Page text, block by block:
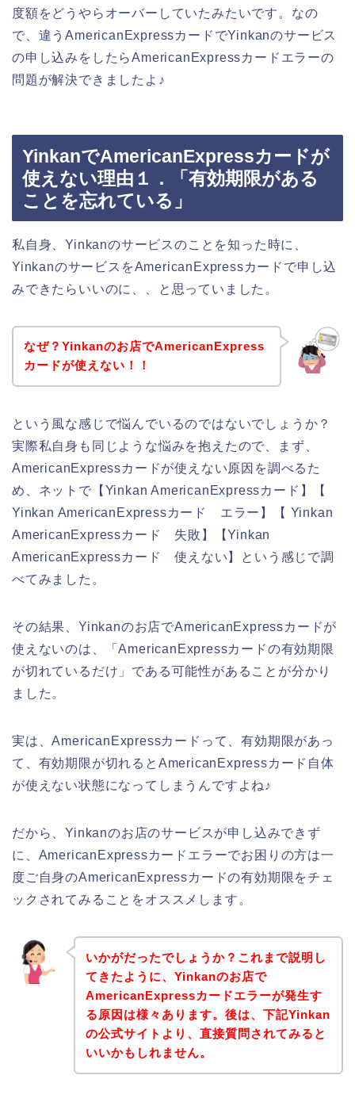
度額をどうやらオーバーしていたみたいです。なの
で、違うAmericanExpressカードでYinkanのサービス
の申し込みをしたらAmericanExpressカードエラーの
問題が解決できましたよ♪
YinkanでAmericanExpressカードが
使えない理由１．「有効期限がある
ことを忘れている」
私自身、Yinkanのサービスのことを知った時に、
YinkanのサービスをAmericanExpressカードで申し込
みできたらいいのに、、と思っていました。
なぜ？Yinkanのお店でAmericanExpress
カードが使えない！！
という風な感じで悩んでいるのではないでしょうか？
実際私自身も同じような悩みを抱えたので、まず、
AmericanExpressカードが使えない原因を調べるた
め、ネットで【Yinkan AmericanExpressカード】【
Yinkan AmericanExpressカード エラー】【 Yinkan
AmericanExpressカード 失敗】【Yinkan
AmericanExpressカード 使えない】という感じで調
べてみました。
その結果、Yinkanのお店でAmericanExpressカードが
使えないのは、「AmericanExpressカードの有効期限
が切れているだけ」である可能性があることが分かり
ました。
実は、AmericanExpressカードって、有効期限があっ
て、有効期限が切れるとAmericanExpressカード自体
が使えない状態になってしまうんですよね♪
だから、Yinkanのお店のサービスが申し込みできず
に、AmericanExpressカードエラーでお困りの方は一
度ご自身のAmericanExpressカードの有効期限をチェ
ックされてみることをオススメします。
いかがだったでしょうか？これまで説明し
てきたように、Yinkanのお店で
AmericanExpressカードエラーが発生す
る原因は様々あります。後は、下記Yinkan
の公式サイトより、直接質問されてみると
いいかもしれません。